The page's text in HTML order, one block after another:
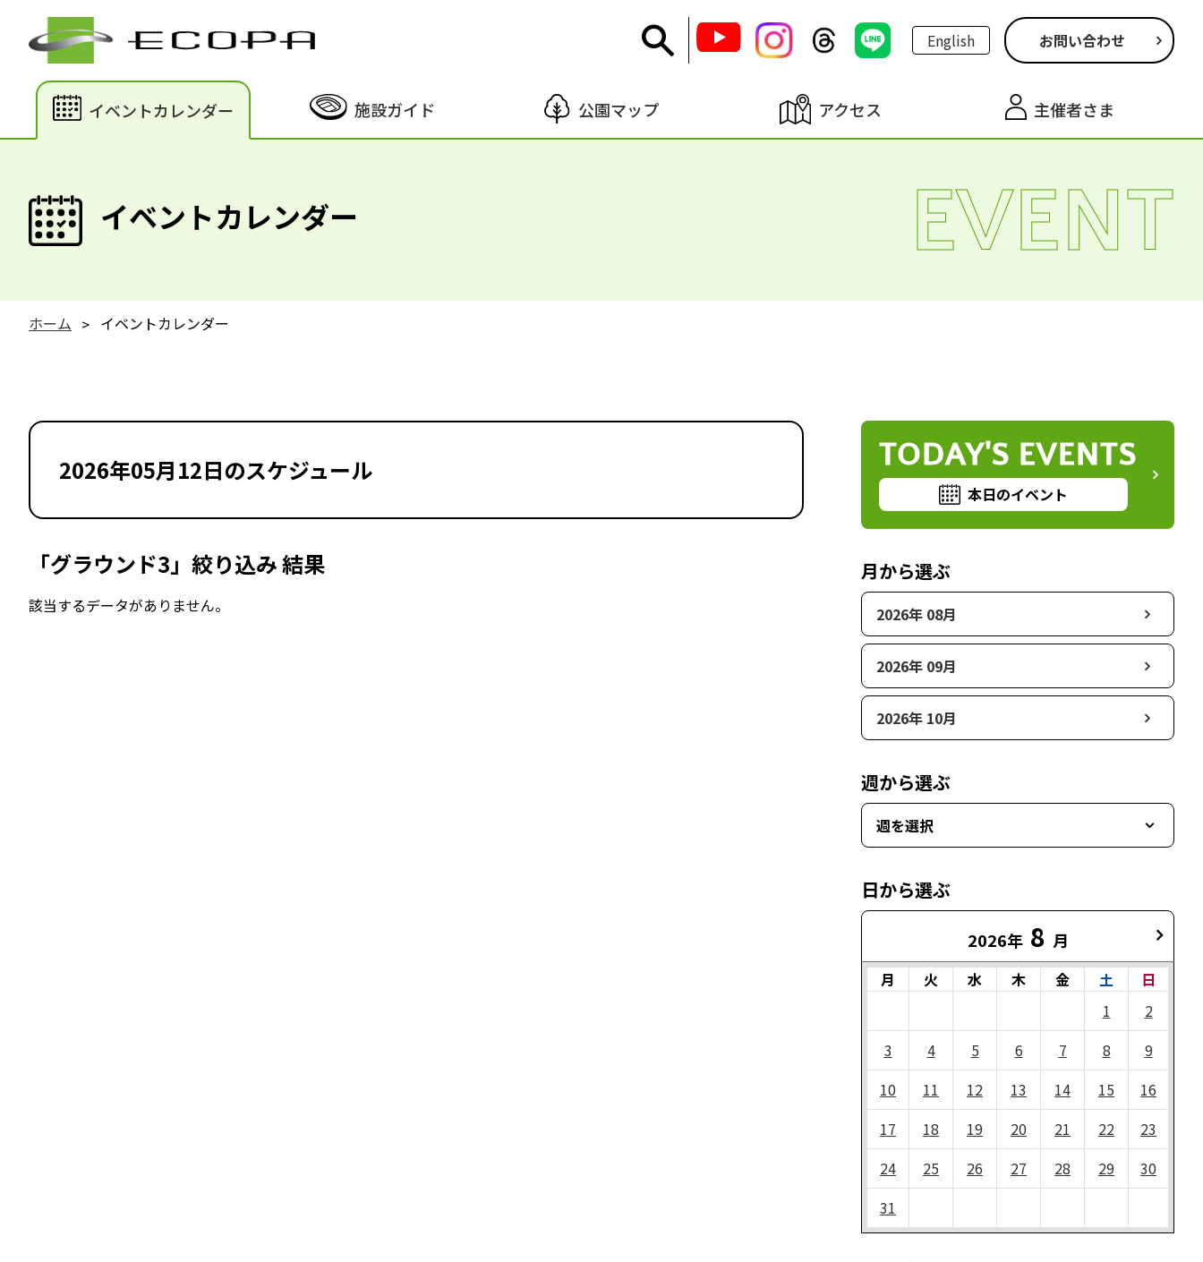
English お問い合わせ
イベントカレンダー 施設ガイド 公園マップ アクセス 主催者さま
イベントカレンダー EVENT
ホーム イベントカレンダー
2026年05月12日のスケジュール
「グラウンド3」絞り込み 結果
該当するデータがありません。
TODAY'S EVENTS
本日のイベント
月から選ぶ
2026年 08月
2026年 09月
2026年 10月
週から選ぶ
週を選択
日から選ぶ
2026年 8 月
月 火 水 木 金 土
日
1
2
3
4 5 6 7 8
9
10
11 12 13 14 15
16
17
18 19 20 21 22
23
24
25 26 27 28 29
30
31